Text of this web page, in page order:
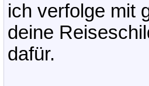
ich verfolge mit
deine
dafür.